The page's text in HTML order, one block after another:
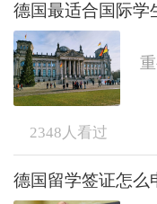
德国最适合国际学
2348 人看过